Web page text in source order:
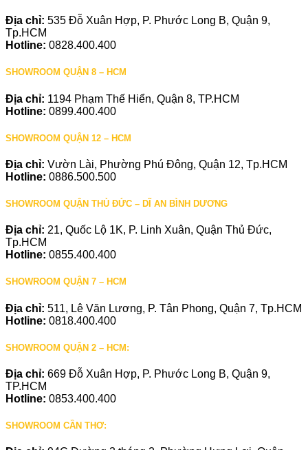
Địa chỉ: 535 Đỗ Xuân Hợp, P. Phước Long B, Quận 9,
Tp.HCM
Hotline: 0828.400.400
SHOWROOM QUẬN 8 – HCM
Địa chỉ: 1194 Phạm Thế Hiển, Quận 8, TP.HCM
Hotline: 0899.400.400
SHOWROOM QUẬN 12 – HCM
Địa chỉ: Vườn Lài, Phường Phú Đông, Quận 12, Tp.HCM
Hotline: 0886.500.500
SHOWROOM QUẬN THỦ ĐỨC – DĨ AN BÌNH DƯƠNG
Địa chỉ: 21, Quốc Lộ 1K, P. Linh Xuân, Quận Thủ Đức,
Tp.HCM
Hotline: 0855.400.400
SHOWROOM QUẬN 7 – HCM
Địa chỉ: 511, Lê Văn Lương, P. Tân Phong, Quận 7, Tp.HCM
Hotline: 0818.400.400
SHOWROOM QUẬN 2 – HCM:
Địa chỉ: 669 Đỗ Xuân Hợp, P. Phước Long B, Quận 9,
TP.HCM
Hotline: 0853.400.400
SHOWROOM CẦN THƠ: